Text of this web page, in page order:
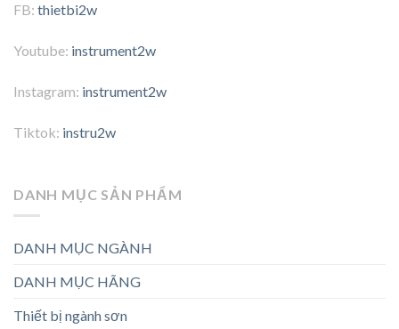
FB: thietbi2w
Youtube: instrument2w
Instagram: instrument2w
Tiktok: instru2w
DANH MỤC SẢN PHẨM
DANH MỤC NGÀNH
DANH MỤC HÃNG
Thiết bị ngành sơn